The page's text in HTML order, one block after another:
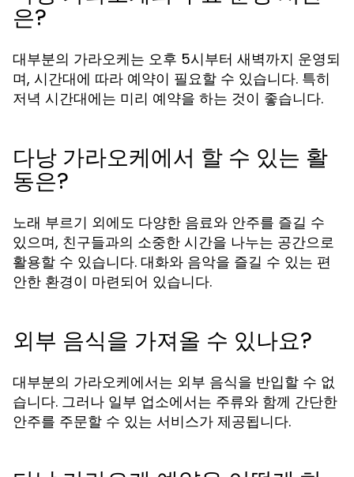
은?
대부분의 가라오케는 오후 5시부터 새벽까지 운영되
며, 시간대에 따라 예약이 필요할 수 있습니다. 특히
저녁 시간대에는 미리 예약을 하는 것이 좋습니다.
다낭 가라오케에서 할 수 있는 활
동은?
노래 부르기 외에도 다양한 음료와 안주를 즐길 수
있으며, 친구들과의 소중한 시간을 나누는 공간으로
활용할 수 있습니다. 대화와 음악을 즐길 수 있는 편
안한 환경이 마련되어 있습니다.
외부 음식을 가져올 수 있나요?
대부분의 가라오케에서는 외부 음식을 반입할 수 없
습니다. 그러나 일부 업소에서는 주류와 함께 간단한
안주를 주문할 수 있는 서비스가 제공됩니다.